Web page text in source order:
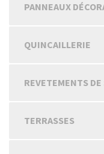
PANNEAUX
QUINCAILLERIE
REVETEMENTS DE
TERRASSES